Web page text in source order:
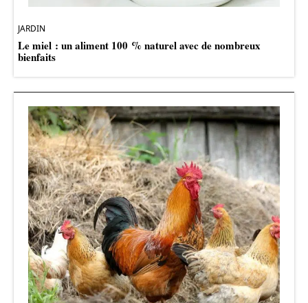
JARDIN
Le miel : un aliment 100 % naturel avec de nombreux
bienfaits